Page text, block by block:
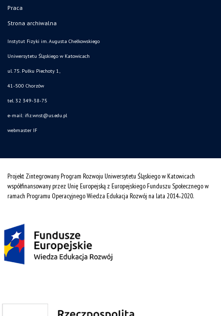
Praca
Strona archiwalna
Instytut Fizyki im. Augusta Chełkowskiego
Uniwersytetu Śląskiego w Katowicach
ul. 75. Pułku Piechoty 1,
41-500 Chorzów
tel. 32 349-38-75
e-mail: ifiz.wnst@us.edu.pl
webmaster IF
Projekt Zintegrowany Program Rozwoju Uniwersytetu Śląskiego w Katowicach
współfinansowany przez Unię Europejską z Europejskiego Funduszu Społecznego w
ramach Programu Operacyjnego Wiedza Edukacja Rozwój na lata 2014˗2020.